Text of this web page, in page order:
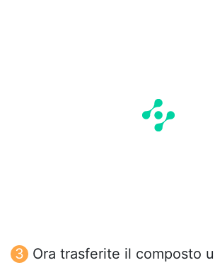
Ora trasferite il composto